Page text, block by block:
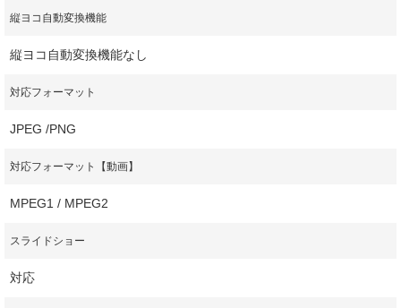
縦ヨコ自動変換機能
縦ヨコ自動変換機能なし
対応フォーマット
JPEG /PNG
対応フォーマット【動画】
MPEG1 / MPEG2
スライドショー
対応